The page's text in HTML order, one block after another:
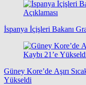
İspanya İçişleri Bakanı
Güney Kore’de Aşırı
Yükseldi